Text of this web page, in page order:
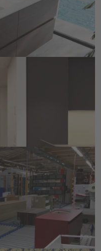
dans l’Industrie